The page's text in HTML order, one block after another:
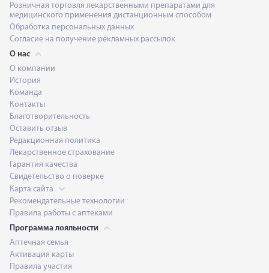
Розничная торговля лекарственными препаратами для
медицинского применения дистанционным способом
Обработка персональных данных
Согласие на получение рекламных рассылок
О нас
О компании
История
Команда
Контакты
Благотворительность
Оставить отзыв
Редакционная политика
Лекарственное страхование
Гарантия качества
Свидетельство о поверке
Карта сайта
Рекомендательные технологии
Правила работы с аптеками
Программа лояльности
Аптечная семья
Активация карты
Правила участия